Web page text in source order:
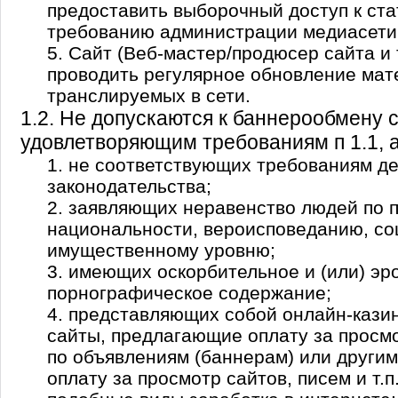
предоставить выборочный доступ к
требованию администрации
5. Сайт (Веб-мастер/продюсер сайта и
проводить регулярное обновление
транслируемых в сети.
1.2. Не допускаются к баннерообмену
удовлетворяющим требованиям п 1.1,
1. не соответствующих требованиям
законодательства;
2. заявляющих неравенство людей по
национальности, вероисповеданию,
имущественному уровню;
3. имеющих оскорбительное и (или)
порнографическое содержание;
4. представляющих собой онлайн-
сайты, предлагающие оплату за
по объявлениям (баннерам) или
оплату за просмотр сайтов, писем и